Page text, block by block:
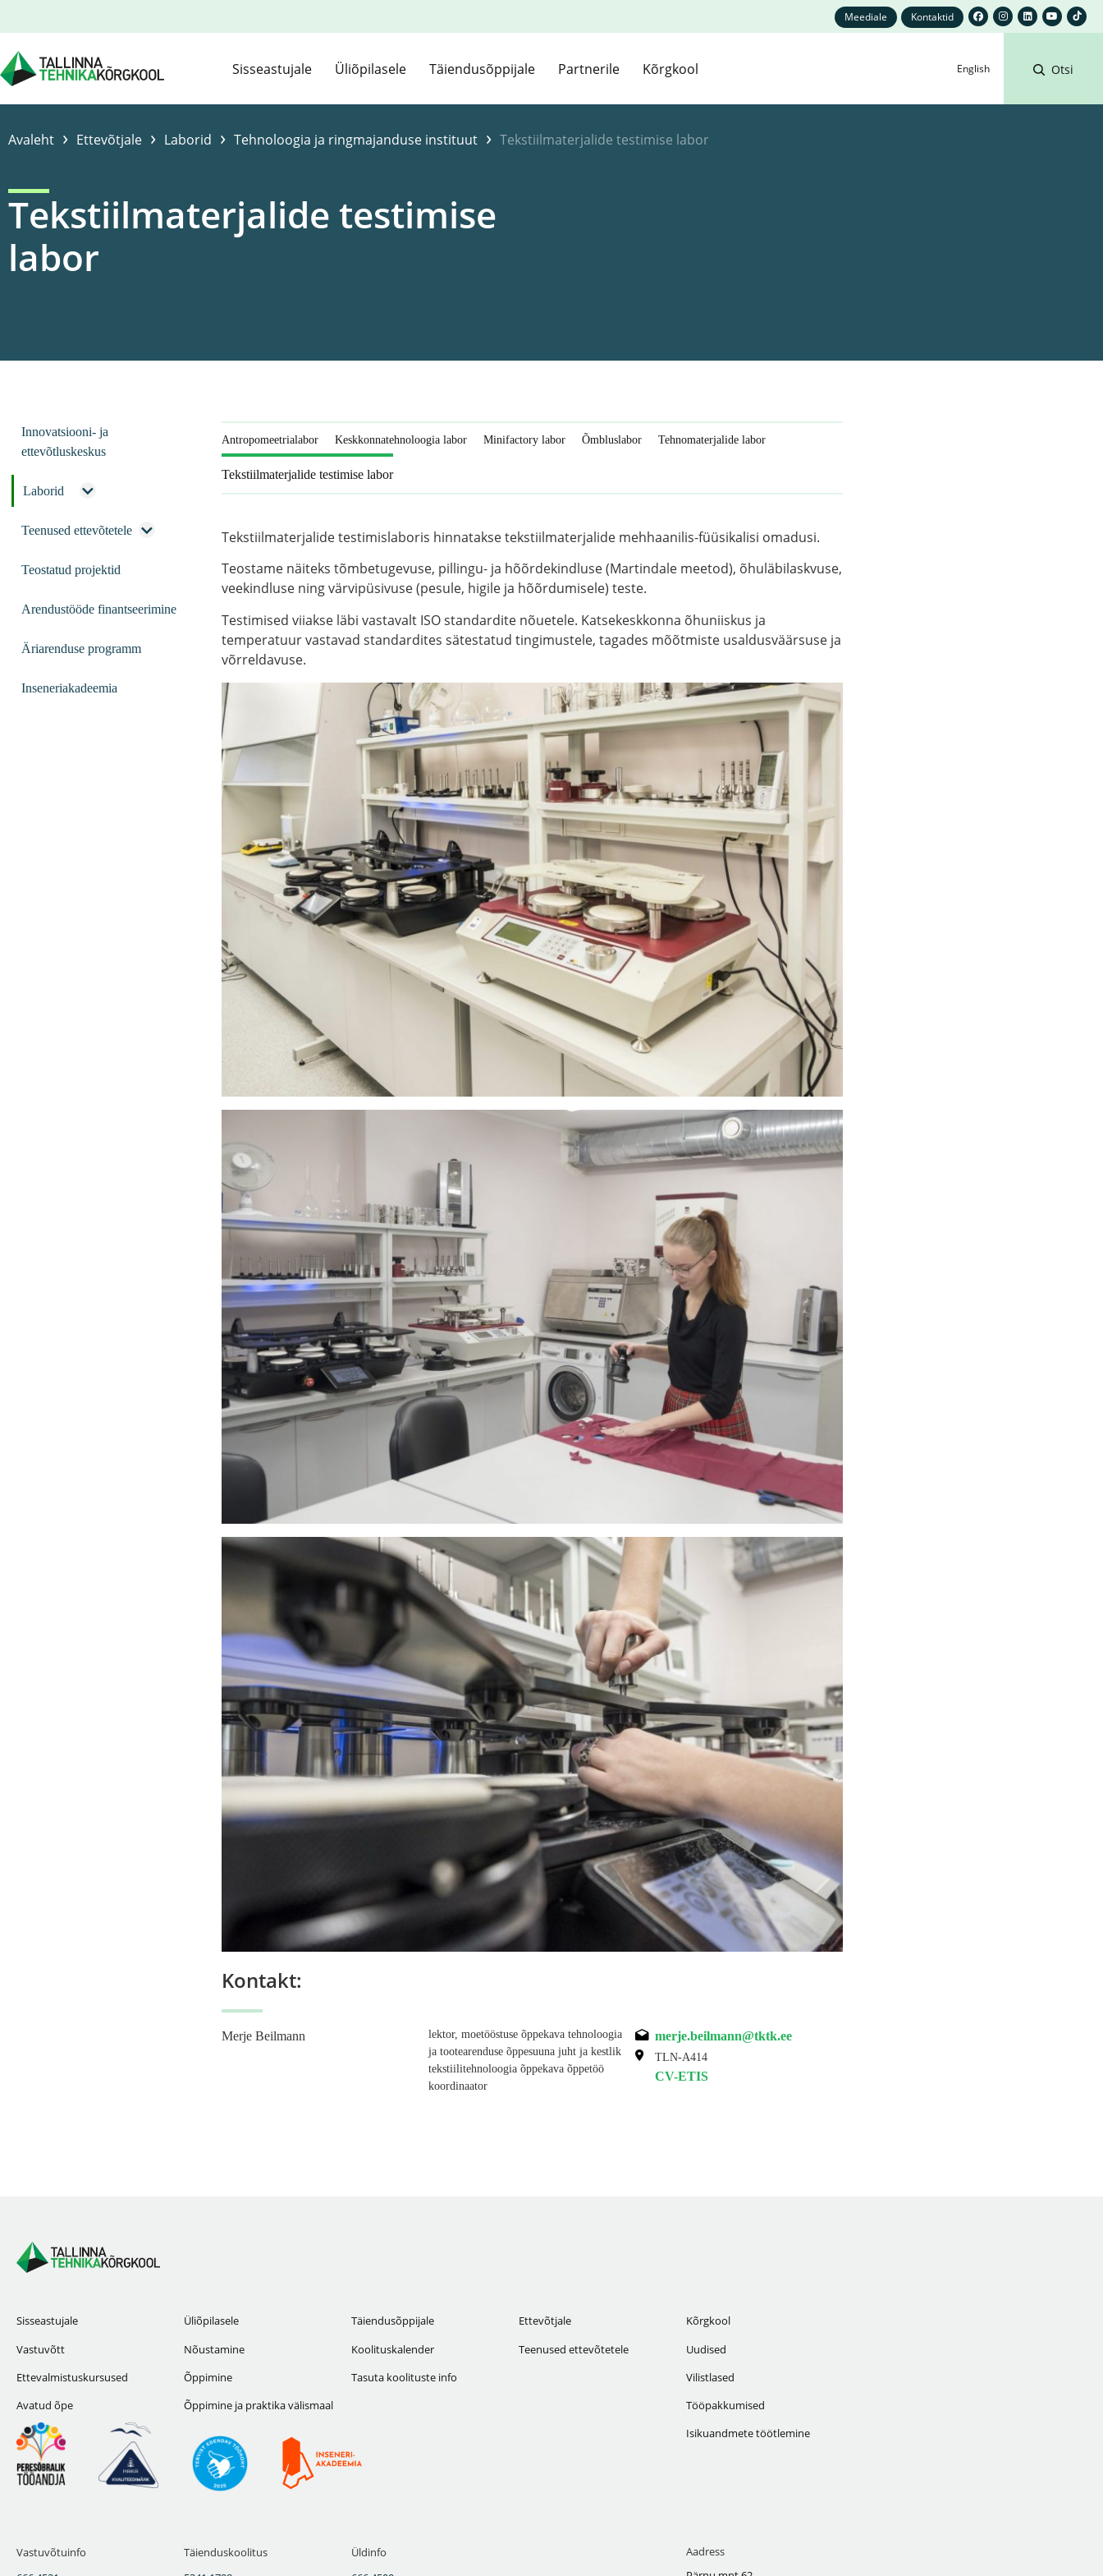
Meediale Kontaktid
Sisseastujale Üliõpilasele Täiendusõppijale Partnerile Kõrgkool English Otsi
Avaleht › Ettevõtjale › Laborid › Tehnoloogia ja ringmajanduse instituut › Tekstiilmaterjalide testimise labor
Tekstiilmaterjalide testimise
labor
Innovatsiooni- ja
ettevõtluskeskus
Laborid
Teenused ettevõtetele
Teostatud projektid
Arendustööde finantseerimine
Äriarenduse programm
Inseneriakadeemia
Antropomeetrialabor Keskkonnatehnoloogia labor Minifactory labor Õmbluslabor Tehnomaterjalide labor
Tekstiilmaterjalide testimise labor
Tekstiilmaterjalide testimislaboris hinnatakse tekstiilmaterjalide mehhaanilis-füüsikalisi omadusi.
Teostame näiteks tõmbetugevuse, pillingu- ja hõõrdekindluse (Martindale meetod), õhuläbilaskvuse,
veekindluse ning värvipüsivuse (pesule, higile ja hõõrdumisele) teste.
Testimised viiakse läbi vastavalt ISO standardite nõuetele. Katsekeskkonna õhuniiskus ja
temperatuur vastavad standardites sätestatud tingimustele, tagades mõõtmiste usaldusväärsuse ja
võrreldavuse.
Kontakt:
Merje Beilmann
lektor, moetööstuse õppekava tehnoloogia
ja tootearenduse õppesuuna juht ja kestlik
tekstiilitehnoloogia õppekava õppetöö
koordinaator
merje.beilmann@tktk.ee
TLN-A414
CV-ETIS
Sisseastujale
Vastuvõtt
Ettevalmistuskursused
Avatud õpe
Üliõpilasele
Nõustamine
Õppimine
Õppimine ja praktika välismaal
Täiendusõppijale
Koolituskalender
Tasuta koolituste info
Ettevõtjale
Teenused ettevõtetele
Kõrgkool
Uudised
Vilistlased
Tööpakkumised
Isikuandmete töötlemine
Vastuvõtuinfo
Täienduskoolitus
Üldinfo
Aadress